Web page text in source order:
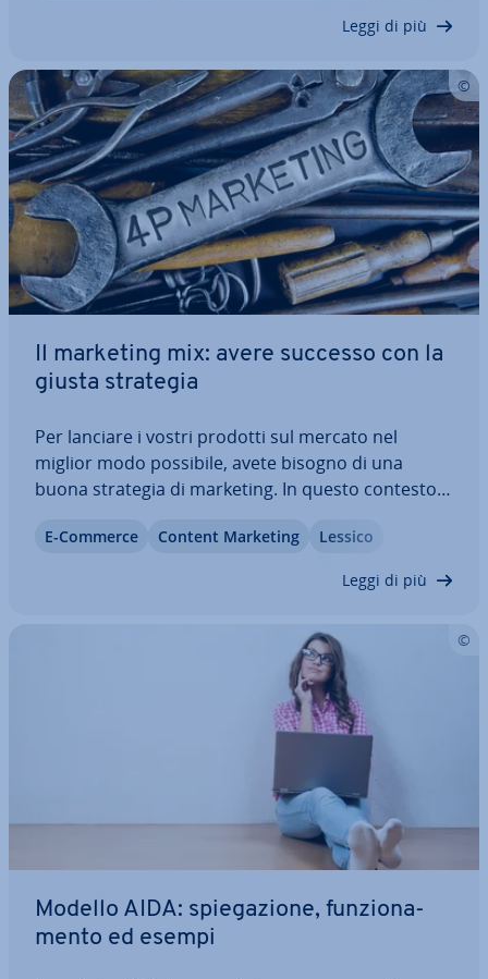
Leggi di più
Il marketing mix: avere successo con la
giusta strategia
Per lanciare i vostri prodotti sul mercato nel
miglior modo possibile, avete bisogno di una
buona strategia di marketing. In questo contesto i
comprende tutte le ini­zia­ti­ve per la vendita del
vostro prodotto. Vi spie­ghia­mo che cosa si…
E-Commerce Content Marketing Lessico
Leggi di più
Modello AIDA: spie­ga­zio­ne, fun­zio­na­
men­to ed esempi